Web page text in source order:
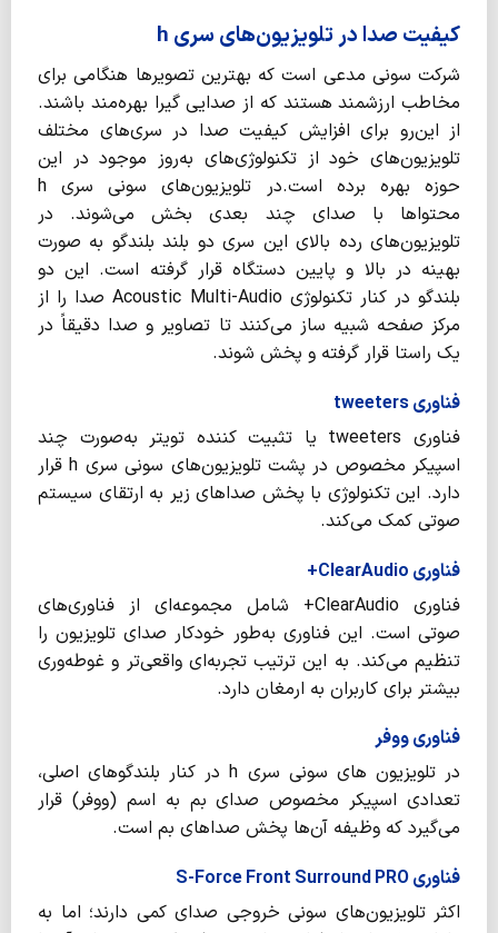
کیفیت صدا در تلویزیون‌های سری h
شرکت سونی مدعی است که بهترین تصویرها هنگامی برای
مخاطب ارزشمند هستند که از صدایی گیرا بهره‌مند باشند.
از این‌رو برای افزایش کیفیت صدا در سری‌های مختلف
تلویزیون‌های خود از تکنولوژی‌های به‌روز موجود در این
حوزه بهره برده‌ است.در تلویزیون‌های سونی سری h
محتواها با صدای چند بعدی بخش می‌شوند. در
تلویزیون‌های رده بالای این سری دو بلند بلندگو به صورت
بهینه در بالا و پایین دستگاه قرار گرفته است. این دو
بلندگو در کنار تکنولوژی Acoustic Multi-Audio صدا را از
مرکز صفحه شبیه ساز می‌کنند تا تصاویر و صدا دقیقاً در
یک راستا قرار گرفته و پخش شوند.
فناوری tweeters
فناوری tweeters یا تثبیت کننده تویتر به‌صورت چند
اسپیکر مخصوص در پشت تلویزیون‌های سونی سری h قرار
دارد. این تکنولوژی با پخش صداهای زیر به ارتقای سیستم
صوتی کمک می‌کند.
فناوری ClearAudio+
فناوری ClearAudio+ شامل مجموعه‌ای از فناوری‌های
صوتی است. این فناوری به‌طور خودکار صدای تلویزیون را
تنظیم می‌کند. به این ترتیب تجربه‌ای واقعی‌تر و غوطه‌وری
بیشتر برای کاربران به ارمغان دارد.
فناوری ووفر
در تلویزیون های سونی سری h در کنار بلندگوهای اصلی،
تعدادی اسپیکر مخصوص صدای بم به اسم (ووفر) قرار
می‌گیرد که وظیفه آن‌ها پخش صداهای بم است.
فناوری S-Force Front Surround PRO
اکثر تلویزیون‌‌های سونی خروجی صدای کمی دارند؛ اما به